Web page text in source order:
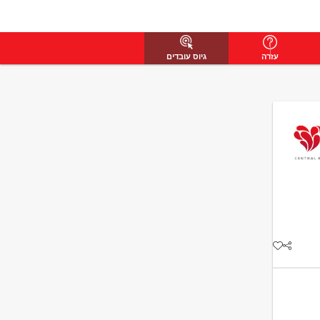
עזרה גיוס עובדים